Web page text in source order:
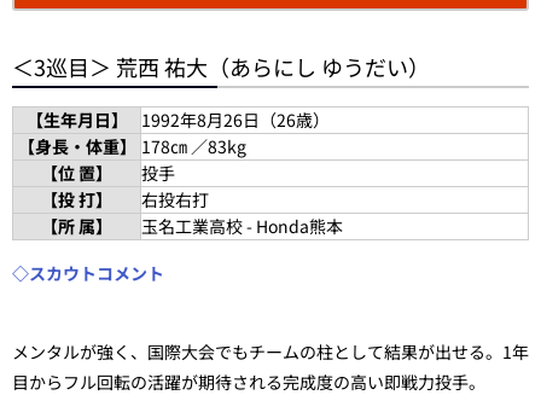
＜3巡目＞ 荒西 祐大（あらにし ゆうだい）
【生年月日】
1992年8月26日（26歳）
【身長・体重】
178㎝ ／83kg
【位 置】
投手
【投 打】
右投右打
【所 属】
玉名工業高校 - Honda熊本
◇スカウトコメント
メンタルが強く、国際大会でもチームの柱として結果が出せる。1年
目からフル回転の活躍が期待される完成度の高い即戦力投手。